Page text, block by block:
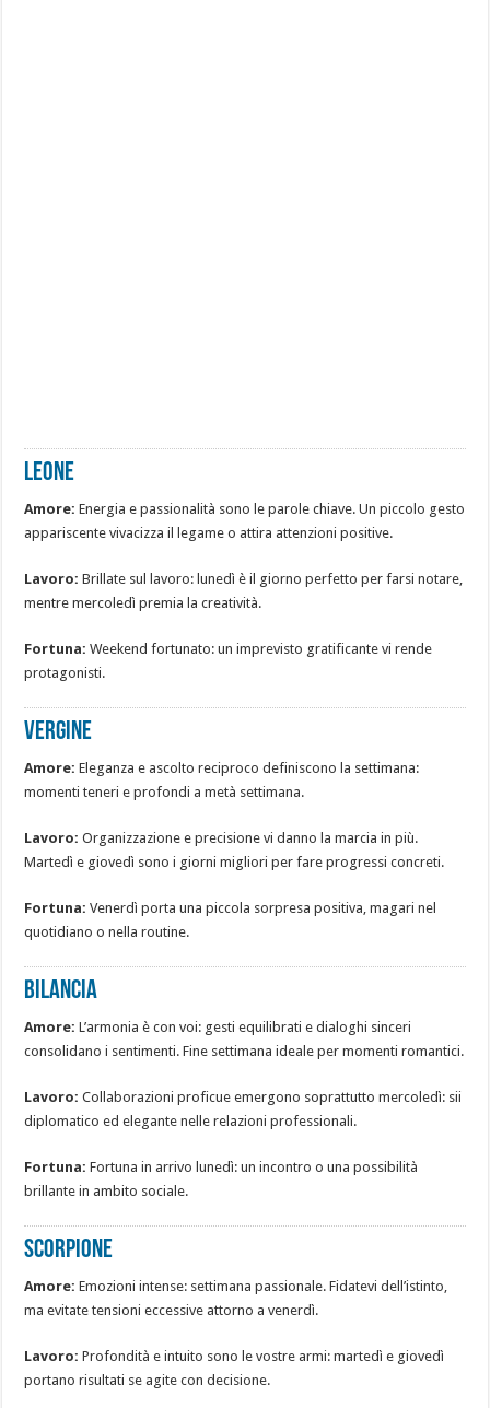
LEONE
Amore: Energia e passionalità sono le parole chiave. Un piccolo gesto
appariscente vivacizza il legame o attira attenzioni positive.
Lavoro: Brillate sul lavoro: lunedì è il giorno perfetto per farsi notare,
mentre mercoledì premia la creatività.
Fortuna: Weekend fortunato: un imprevisto gratificante vi rende
protagonisti.
VERGINE
Amore: Eleganza e ascolto reciproco definiscono la settimana:
momenti teneri e profondi a metà settimana.
Lavoro: Organizzazione e precisione vi danno la marcia in più.
Martedì e giovedì sono i giorni migliori per fare progressi concreti.
Fortuna: Venerdì porta una piccola sorpresa positiva, magari nel
quotidiano o nella routine.
BILANCIA
Amore: L’armonia è con voi: gesti equilibrati e dialoghi sinceri
consolidano i sentimenti. Fine settimana ideale per momenti romantici.
Lavoro: Collaborazioni proficue emergono soprattutto mercoledì: sii
diplomatico ed elegante nelle relazioni professionali.
Fortuna: Fortuna in arrivo lunedì: un incontro o una possibilità
brillante in ambito sociale.
SCORPIONE
Amore: Emozioni intense: settimana passionale. Fidatevi dell’istinto,
ma evitate tensioni eccessive attorno a venerdì.
Lavoro: Profondità e intuito sono le vostre armi: martedì e giovedì
portano risultati se agite con decisione.